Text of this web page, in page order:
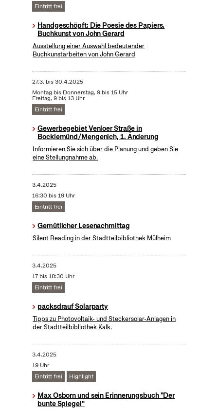
Eintritt frei
Handgeschöpft: Die Poesie des Papiers.
Buchkunst von John Gerard
Ausstellung einer Auswahl bedeutender
Buchkunstarbeiten von John Gerard
27.3. bis30.4.2025
Montag bis Donnerstag, 9 bis 15 Uhr
Freitag, 9 bis 13 Uhr
Eintritt frei
Gewerbegebiet Venloer Straße in
Bocklemünd/Mengenich, 1. Änderung
Informieren Sie sich über die Planung und geben Sie
eine Stellungnahme ab.
3.4.2025
16:30 bis 19 Uhr
Eintritt frei
Gemütlicher Lesenachmittag
Silent Reading in der Stadtteilbibliothek Mülheim
3.4.2025
17 bis 18:30 Uhr
Eintritt frei
packsdrauf Solarparty
Tipps zu Photovoltaik- und Steckersolar-Anlagen in
der Stadtteilbibliothek Kalk.
3.4.2025
19 Uhr
Eintritt frei
Highlight
Max Osborn und sein Erinnerungsbuch "Der
bunte Spiegel"